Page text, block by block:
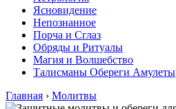
Ясновидение
Непознанное
Порча и Сглаз
Обряды и Ритуалы
Магия и Волшебство
Талисманы Обереги Амулеты
Главная › Молитвы